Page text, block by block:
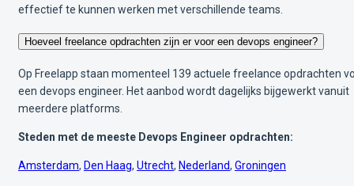
effectief te kunnen werken met verschillende teams.
Hoeveel freelance opdrachten zijn er voor een devops engineer?
Op Freelapp staan momenteel 139 actuele freelance opdrachten
een devops engineer. Het aanbod wordt dagelijks bijgewerkt vanuit
meerdere platforms.
Steden met de meeste Devops Engineer opdrachten:
Amsterdam, Den Haag, Utrecht, Nederland, Groningen